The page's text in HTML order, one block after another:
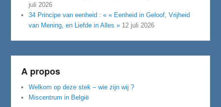
juli 2026
34 Principe van eenheid : « « Eenheid in Geloof, Vrijheid
van Mening, en Liefde in Alles » 12 juli 2026
A propos
Welkom op deze stek – wie zijn wij ?
Miscentrum in België